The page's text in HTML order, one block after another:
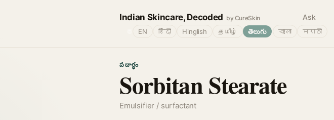
Indian Skincare, Decoded by CureSkin Ask
EN हिंदी Hinglish தமிழ் తెలుగు বাংলা मराठी
పదార్థం
Sorbitan Stearate
Emulsifier / surfactant